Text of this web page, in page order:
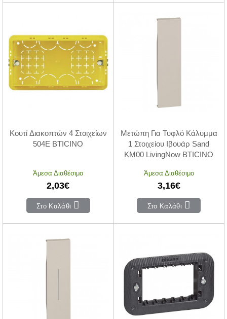
Κουτί Διακοπτών 4 Στοιχείων
504E BTICINO
Άμεσα Διαθέσιμο
2,03€
Στο Καλάθι
Μετώπη Για Τυφλό Κάλυμμα
1 Στοιχείου Ιβουάρ Sand
KM00 LivingNow BTICINO
Άμεσα Διαθέσιμο
3,16€
Στο Καλάθι